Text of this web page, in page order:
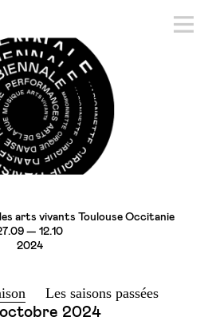
arts vivants Toulouse Occitanie
— 12.10
2024
Les saisons passées
2024